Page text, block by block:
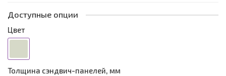
Доступные опции
Цвет
Толщина сэндвич-панелей, мм